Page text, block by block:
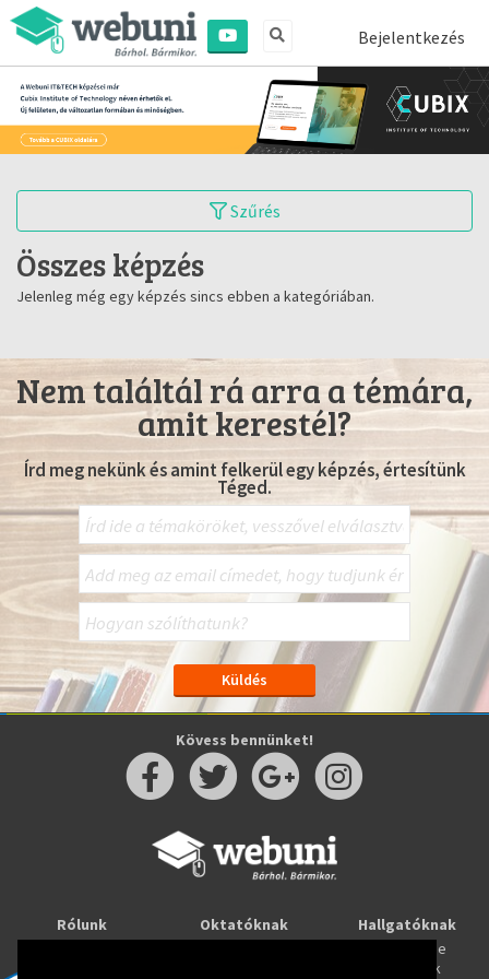
Bejelentkezés
Szűrés
Összes képzés
Jelenleg még egy képzés sincs ebben a kategóriában.
Nem találtál rá arra a témára,
amit kerestél?
Írd meg nekünk és amint felkerül egy képzés, értesítünk
Téged.
Kövess bennünket!
Rólunk
Oktatóknak
Hallgatóknak
Tanulj online
Képzések